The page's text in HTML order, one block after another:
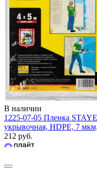
В наличии
1225-07-05 Пленка
укрывочная, HDPE, 7
212 руб.